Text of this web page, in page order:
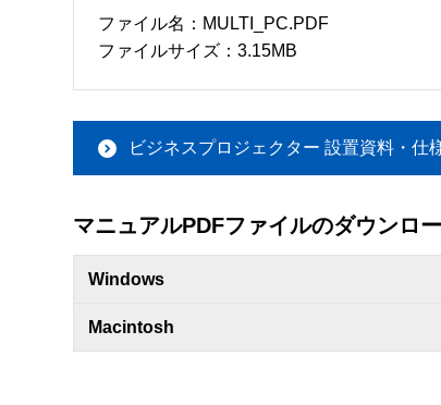
ファイル名：MULTI_PC.PDF
ファイルサイズ：3.15MB
ビジネスプロジェクター 設置資料・仕
マニュアルPDFファイルのダウンロ
Windows
Macintosh